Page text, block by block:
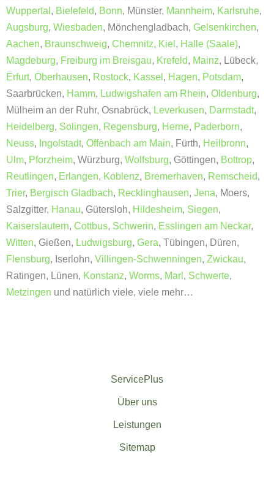
Wuppertal , Bielefeld, Bonn, Münster, Mannheim, Karlsruhe,
Augsburg, Wiesbaden, Mönchengladbach, Gelsenkirchen,
Aachen, Braunschweig, Chemnitz, Kiel , Halle (Saale),
Magdeburg, Freiburg im Breisgau, Krefeld, Mainz, Lübeck,
Erfurt, Oberhausen, Rostock, Kassel , Hagen, Potsdam,
Saarbrücken, Hamm, Ludwigshafen am Rhein, Oldenburg,
Mülheim an der Ruhr, Osnabrück, Leverkusen, Darmstadt,
Heidelberg, Solingen, Regensburg, Herne, Paderborn,
Neuss, Ingolstadt, Offenbach am Main, Fürth, Heilbronn,
Ulm, Pforzheim, Würzburg, Wolfsburg, Göttingen, Bottrop,
Reutlingen, Erlangen, Koblenz, Bremerhaven, Remscheid,
Trier, Bergisch Gladbach, Recklinghausen, Jena, Moers,
Salzgitter, Hanau, Gütersloh, Hildesheim, Siegen,
Kaiserslautern, Cottbus, Schwerin, Esslingen am Neckar,
Witten, Gießen, Ludwigsburg, Gera, Tübingen, Düren,
Flensburg, Iserlohn, Villingen-Schwenningen, Zwickau,
Ratingen, Lünen, Konstanz, Worms, Marl , Schwerte,
Metzingen und natürlich viele, viele mehr…
ServicePlus
Über uns
Leistungen
Sitemap